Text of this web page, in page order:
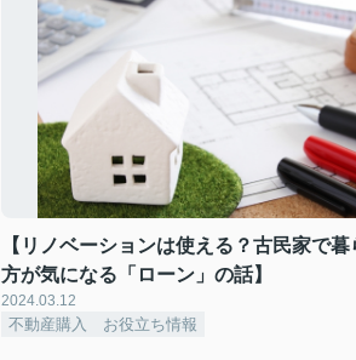
【リノベーションは使える？古民家で
方が気になる「ローン」の話】
2024.03.12
不動産購入 お役立ち情報